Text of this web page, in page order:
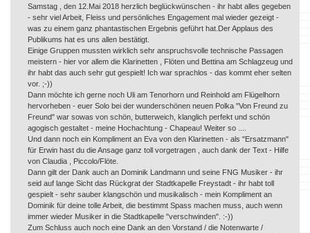
Samstag , den 12.Mai 2018 herzlich beglückwünschen - ihr habt alles gegeben
- sehr viel Arbeit, Fleiss und persönliches Engagement mal wieder gezeigt -
was zu einem ganz phantastischen Ergebnis geführt hat.Der Applaus des
Publikums hat es uns allen bestätigt.
Einige Gruppen mussten wirklich sehr anspruchsvolle technische Passagen
meistern - hier vor allem die Klarinetten , Flöten und Bettina am Schlagzeug und
ihr habt das auch sehr gut gespielt! Ich war sprachlos - das kommt eher selten
vor. ;-))
Dann möchte ich gerne noch Uli am Tenorhorn und Reinhold am Flügelhorn
hervorheben - euer Solo bei der wunderschönen neuen Polka "Von Freund zu
Freund" war sowas von schön, butterweich, klanglich perfekt und schön
agogisch gestaltet - meine Hochachtung - Chapeau! Weiter so ....
Und dann noch ein Kompliment an Eva von den Klarinetten - als "Ersatzmann"
für Erwin hast du die Ansage ganz toll vorgetragen , auch dank der Text - Hilfe
von Claudia , Piccolo/Flöte.
Dann gilt der Dank auch an Dominik Landmann und seine FNG Musiker - ihr
seid auf lange Sicht das Rückgrat der Stadtkapelle Freystadt - ihr habt toll
gespielt - sehr sauber klangschön und musikalisch - mein Kompliment an
Dominik für deine tolle Arbeit, die bestimmt Spass machen muss, auch wenn
immer wieder Musiker in die Stadtkapelle "verschwinden". :-))
Zum Schluss auch noch eine Dank an den Vorstand / die Notenwarte /